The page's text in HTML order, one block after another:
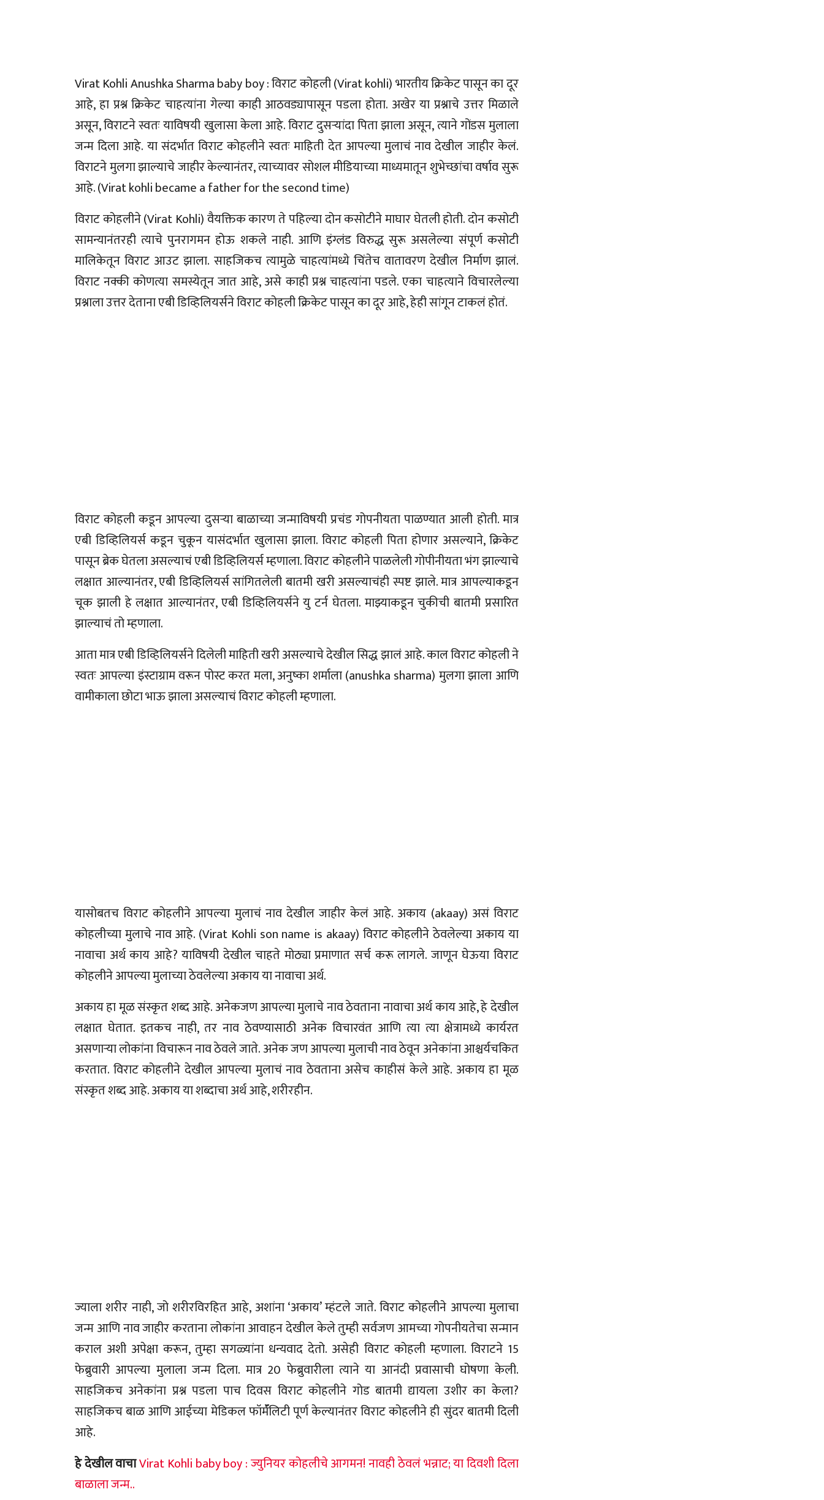
Virat Kohli Anushka Sharma baby boy : विराट कोहली (Virat kohli) भारतीय क्रिकेट पासून का दूर
आहे, हा प्रश्न क्रिकेट चाहत्यांना गेल्या काही आठवड्यापासून पडला होता. अखेर या प्रश्नाचे उत्तर मिळाले
असून, विराटने स्वतः याविषयी खुलासा केला आहे. विराट दुसऱ्यांदा पिता झाला असून, त्याने गोंडस मुलाला
जन्म दिला आहे. या संदर्भात विराट कोहलीने स्वतः माहिती देत आपल्या मुलाचं नाव देखील जाहीर केलं.
विराटने मुलगा झाल्याचे जाहीर केल्यानंतर, त्याच्यावर सोशल मीडियाच्या माध्यमातून शुभेच्छांचा वर्षाव सुरू
आहे. (Virat kohli became a father for the second time)
विराट कोहलीने (Virat Kohli) वैयक्तिक कारण ते पहिल्या दोन कसोटीने माघार घेतली होती. दोन कसोटी
सामन्यानंतरही त्याचे पुनरागमन होऊ शकले नाही. आणि इंग्लंड विरुद्ध सुरू असलेल्या संपूर्ण कसोटी
मालिकेतून विराट आउट झाला. साहजिकच त्यामुळे चाहत्यांमध्ये चिंतेच वातावरण देखील निर्माण झालं.
विराट नक्की कोणत्या समस्येतून जात आहे, असे काही प्रश्न चाहत्यांना पडले. एका चाहत्याने विचारलेल्या
प्रश्नाला उत्तर देताना एबी डिव्हिलियर्सने विराट कोहली क्रिकेट पासून का दूर आहे, हेही सांगून टाकलं होतं.
विराट कोहली कडून आपल्या दुसऱ्या बाळाच्या जन्माविषयी प्रचंड गोपनीयता पाळण्यात आली होती. मात्र
एबी डिव्हिलियर्स कडून चुकून यासंदर्भात खुलासा झाला. विराट कोहली पिता होणार असल्याने, क्रिकेट
पासून ब्रेक घेतला असल्याचं एबी डिव्हिलियर्स म्हणाला. विराट कोहलीने पाळलेली गोपीनीयता भंग झाल्याचे
लक्षात आल्यानंतर, एबी डिव्हिलियर्स सांगितलेली बातमी खरी असल्याचंही स्पष्ट झाले. मात्र आपल्याकडून
चूक झाली हे लक्षात आल्यानंतर, एबी डिव्हिलियर्सने यु टर्न घेतला. माझ्याकडून चुकीची बातमी प्रसारित
झाल्याचं तो म्हणाला.
आता मात्र एबी डिव्हिलियर्सने दिलेली माहिती खरी असल्याचे देखील सिद्ध झालं आहे. काल विराट कोहली ने
स्वतः आपल्या इंस्टाग्राम वरून पोस्ट करत मला, अनुष्का शर्माला (anushka sharma) मुलगा झाला आणि
वामीकाला छोटा भाऊ झाला असल्याचं विराट कोहली म्हणाला.
यासोबतच विराट कोहलीने आपल्या मुलाचं नाव देखील जाहीर केलं आहे. अकाय (akaay) असं विराट
कोहलीच्या मुलाचे नाव आहे. (Virat Kohli son name is akaay) विराट कोहलीने ठेवलेल्या अकाय या
नावाचा अर्थ काय आहे? याविषयी देखील चाहते मोठ्या प्रमाणात सर्च करू लागले. जाणून घेऊया विराट
कोहलीने आपल्या मुलाच्या ठेवलेल्या अकाय या नावाचा अर्थ.
अकाय हा मूळ संस्कृत शब्द आहे. अनेकजण आपल्या मुलाचे नाव ठेवताना नावाचा अर्थ काय आहे, हे देखील
लक्षात घेतात. इतकच नाही, तर नाव ठेवण्यासाठी अनेक विचारवंत आणि त्या त्या क्षेत्रामध्ये कार्यरत
असणाऱ्या लोकांना विचारून नाव ठेवले जाते. अनेक जण आपल्या मुलाची नाव ठेवून अनेकांना आश्चर्यचकित
करतात. विराट कोहलीने देखील आपल्या मुलाचं नाव ठेवताना असेच काहीसं केले आहे. अकाय हा मूळ
संस्कृत शब्द आहे. अकाय या शब्दाचा अर्थ आहे, शरीरहीन.
ज्याला शरीर नाही, जो शरीरविरहित आहे, अशांना ‘अकाय’ म्हंटले जाते. विराट कोहलीने आपल्या मुलाचा
जन्म आणि नाव जाहीर करताना लोकांना आवाहन देखील केले तुम्ही सर्वजण आमच्या गोपनीयतेचा सन्मान
कराल अशी अपेक्षा करून, तुम्हा सगळ्यांना धन्यवाद देतो. असेही विराट कोहली म्हणाला. विराटने 15
फेब्रुवारी आपल्या मुलाला जन्म दिला. मात्र 20 फेब्रुवारीला त्याने या आनंदी प्रवासाची घोषणा केली.
साहजिकच अनेकांना प्रश्न पडला पाच दिवस विराट कोहलीने गोड बातमी द्यायला उशीर का केला?
साहजिकच बाळ आणि आईच्या मेडिकल फॉर्मॅलिटी पूर्ण केल्यानंतर विराट कोहलीने ही सुंदर बातमी दिली
आहे.
हे देखील वाचाVirat Kohli baby boy : ज्युनियर कोहलीचे आगमन! नावही ठेवलं भन्नाट; या दिवशी दिला
बाळाला जन्म..